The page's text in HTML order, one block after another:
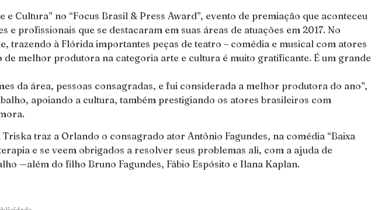
no “Focus Brasil & Press Award”, evento de premiação que aconteceu
profissionais que se destacaram em suas áreas de atuações em 2017. No
trazendo à Flórida importantes peças de teatro – comédia e musical com atores
melhor produtora na categoria arte e cultura é muito gratificante. É um grande
da área, pessoas consagradas, e fui considerada a melhor produtora do ano”,
apoiando a cultura, também prestigiando os atores brasileiros com
traz a Orlando o consagrado ator Antônio Fagundes, na comédia “Baixa
e se veem obrigados a resolver seus problemas ali, com a ajuda de
—além do filho Bruno Fagundes, Fábio Espósito e Ilana Kaplan.